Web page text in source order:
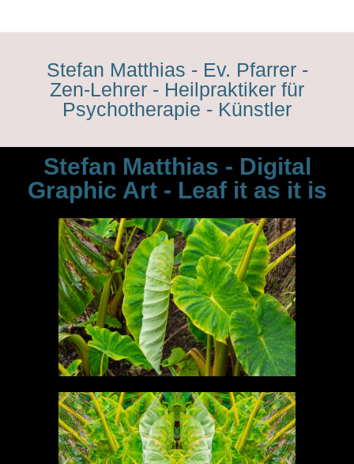
Stefan Matthias - Ev. Pfarrer -
Zen-Lehrer - Heilpraktiker für
Psychotherapie - Künstler
Stefan Matthias - Digital
Graphic Art - Leaf it as it is